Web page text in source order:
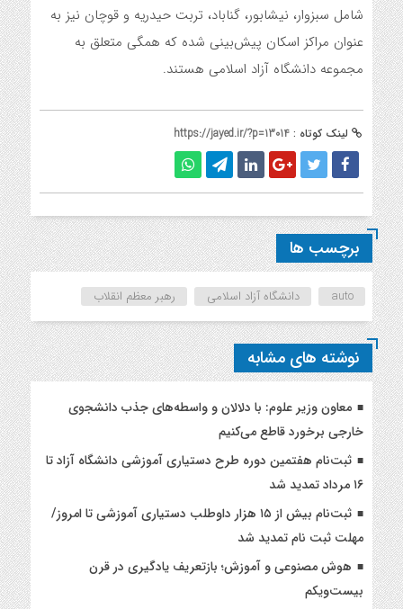
شامل سبزوار، نیشابور، گناباد، تربت حیدریه و قوچان نیز به
عنوان مراکز اسکان پیش‌بینی شده که همگی متعلق به
مجموعه دانشگاه آزاد اسلامی هستند.
لینک کوتاه : https://jayed.ir/?p=13014
برچسب ها
auto دانشگاه آزاد اسلامی رهبر معظم انقلاب
نوشته های مشابه
معاون وزیر علوم: با دلالان و واسطه‌های جذب دانشجوی
خارجی برخورد قاطع می‌کنیم
ثبت‌نام هفتمین دوره طرح دستیاری آموزشی دانشگاه آزاد تا
۱۶ مرداد تمدید شد
ثبت‌نام بیش از ۱۵ هزار داوطلب دستیاری آموزشی تا امروز/
مهلت ثبت نام تمدید شد
هوش مصنوعی و آموزش؛ بازتعریف یادگیری در قرن
بیست‌ویکم